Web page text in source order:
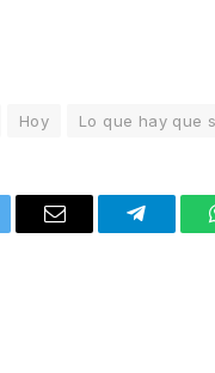
Hoy Lo que hay que
Email Telegram